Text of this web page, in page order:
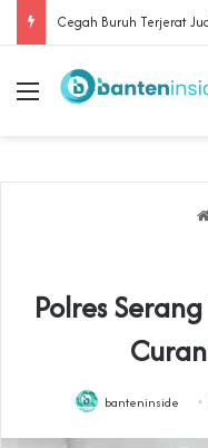
Menu
Polres
banteninside